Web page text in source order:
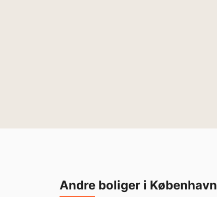
Andre boliger i København